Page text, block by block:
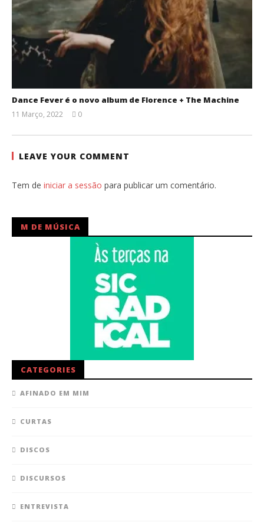
Dance Fever é o novo album de Florence + The Machine
11 Março, 2022
Ventura
0
LEAVE YOUR COMMENT
Tem de iniciar a sessão para publicar um comentário.
M DE MÚSICA
CATEGORIES
AFINADO EM MIM
CURTAS
DISCOS
DISCURSOS
ENTREVISTA